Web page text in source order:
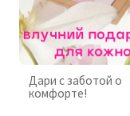
Дари с заботой о
комфорте!